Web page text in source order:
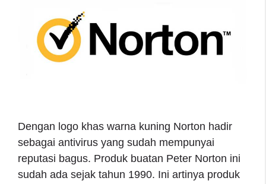
Dengan logo khas warna kuning Norton hadir
sebagai antivirus yang sudah mempunyai
reputasi bagus. Produk buatan Peter Norton ini
sudah ada sejak tahun 1990. Ini artinya produk